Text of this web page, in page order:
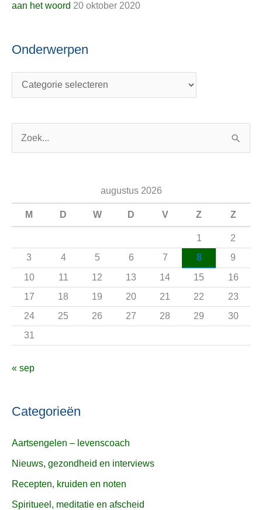
aan het woord 20 oktober 2020
Onderwerpen
a
r
:
augustus 2026
M D W D V Z Z
1
2
3
4 5 6 7 8
9
10
11 12 13 14 15
16
17
18 19 20 21 22
23
24
25 26 27 28 29
30
31
« sep
Categorieën
Aartsengelen – levenscoach
Nieuws, gezondheid en interviews
Recepten, kruiden en noten
Spiritueel, meditatie en afscheid